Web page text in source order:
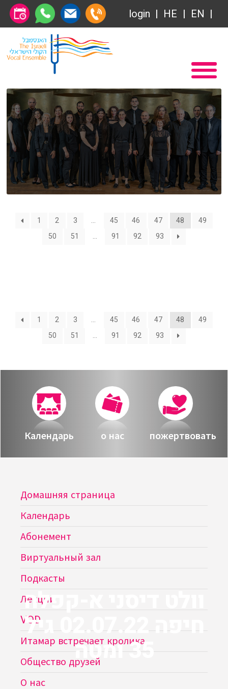
Общество друзей
Передачи
VOD
Связаться с нами
О нас
за голосом
Магия голоса
Виртуальный зал
Политика сайта
login HE EN
Главная
Вступление в Общество друзей Ансамбля
Общество друзей
Абонемент
Передачи
VOD
Политика сайта
וולט דיסני א-קפלה
חיפה 02.07.22 גיל
35 ומטה
1 2 3 … 45 46 47 48
49
50
51 … 91 92 93
1 2 3 … 45 46 47 48
49
50
51 … 91 92 93
Календарь о нас пожертвовать
Домашняя страница
Календарь
Абонемент
Виртуальный зал
Подкасты
Лекции
VOD
Итамар встречает кролика
Общество друзей
О нас